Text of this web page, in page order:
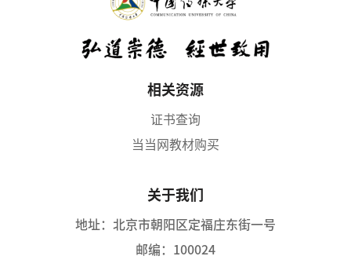
相关资源
证书查询
当当网教材购买
关于我们
地址：北京市朝阳区定福庄东街一号
邮编：100024